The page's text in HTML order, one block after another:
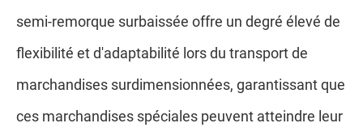
semi-remorque surbaissée offre un degré élevé de
flexibilité et d'adaptabilité lors du transport de
marchandises surdimensionnées, garantissant que
ces marchandises spéciales peuvent atteindre leur